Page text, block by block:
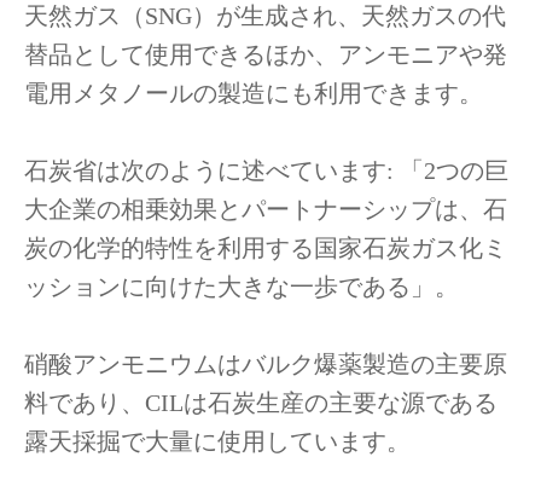
天然ガス（SNG）が生成され、天然ガスの代
替品として使用できるほか、アンモニアや発
電用メタノールの製造にも利用できます。
石炭省は次のように述べています: 「2つの巨
大企業の相乗効果とパートナーシップは、石
炭の化学的特性を利用する国家石炭ガス化ミ
ッションに向けた大きな一歩である」。
硝酸アンモニウムはバルク爆薬製造の主要原
料であり、CILは石炭生産の主要な源である
露天採掘で大量に使用しています。